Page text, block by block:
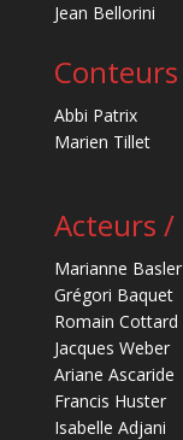
Jean Bellorini
Conteurs
Abbi Patrix
Marien Tillet
Acteurs /
Marianne Basler
Grégori Baquet
Romain Cottard
Jacques Weber
Ariane Ascaride
Francis Huster
Isabelle Adjani